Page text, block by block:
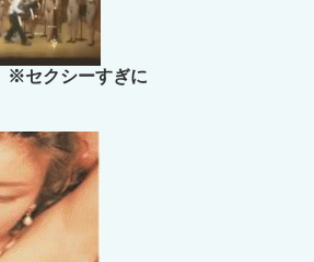
※セクシーすぎに